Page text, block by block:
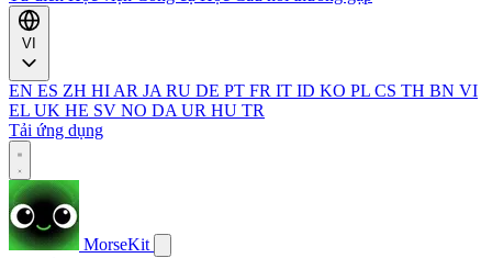
EN ES ZH HI AR JA RU DE PT FR IT ID KO PL CS TH BN VI
EL UK HE SV NO DA UR HU TR
Tải ứng dụng
MorseKit